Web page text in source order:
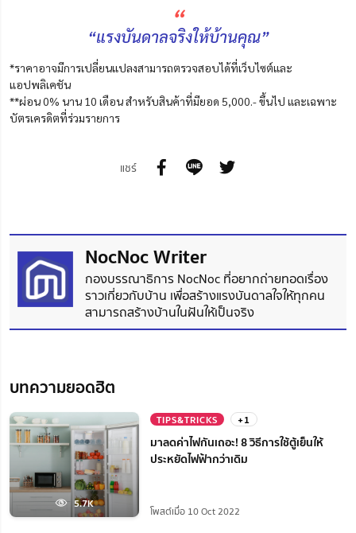
“
“แรงบันดาลจริงให้บ้านคุณ”
*ราคาอาจมีการเปลี่ยนแปลงสามารถตรวจสอบได้ที่เว็บไซต์และ
แอปพลิเคชัน
**ผ่อน 0% นาน 10 เดือน สำหรับสินค้าที่มียอด 5,000.- ขึ้นไป และเฉพาะ
บัตรเครดิตที่ร่วมรายการ
แชร์
NocNoc Writer
กองบรรณาธิการ NocNoc ที่อยากถ่ายทอดเรื่อง
ราวเกี่ยวกับบ้าน เพื่อสร้างแรงบันดาลใจให้ทุกคน
สามารถสร้างบ้านในฝันให้เป็นจริง
บทความยอดฮิต
5.7K
TIPS&TRICKS +1
มาลดค่าไฟกันเถอะ! 8 วิธีการใช้ตู้เย็นให้
ประหยัดไฟฟ้ากว่าเดิม
โพสต์เมื่อ 10 Oct 2022